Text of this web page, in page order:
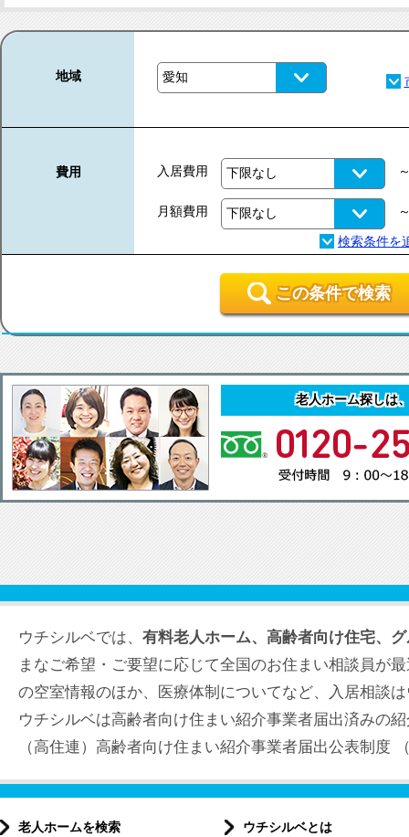
地域
費用 入居費用
月額費用
この条件で検索
老人ホーム探しは
ウチシルベでは、 有料老人ホーム、高齢者向け住宅、
まなご希望・ご要望に応じて全国のお住まい相談員が
の空室情報のほか、医療体制についてなど、入居相談
ウチシルベは高齢者向け住まい紹介事業者届出済みの
（高住連）高齢者向け住まい紹介事業者届出公表制度
老人ホームを検索 ウチシルベとは